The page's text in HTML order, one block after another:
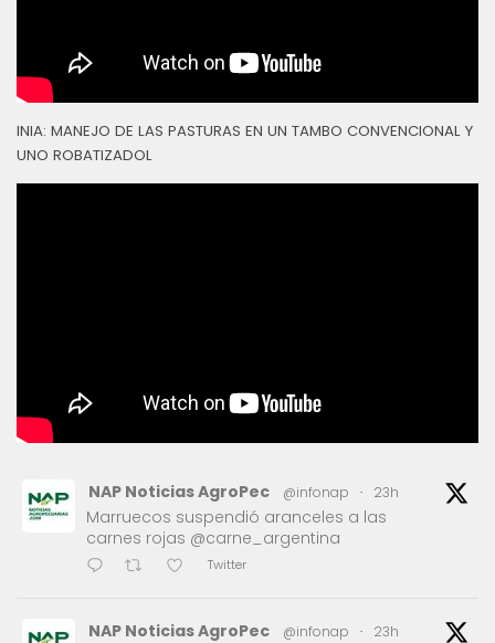
INIA: MANEJO DE LAS PASTURAS EN UN TAMBO CONVENCIONAL Y
UNO ROBATIZADOL
NAP Noticias AgroPec @infonap · 23h
Marruecos suspendió aranceles a las
carnes rojas @carne_argentina
Twitter
NAP Noticias AgroPec @infonap · 23h